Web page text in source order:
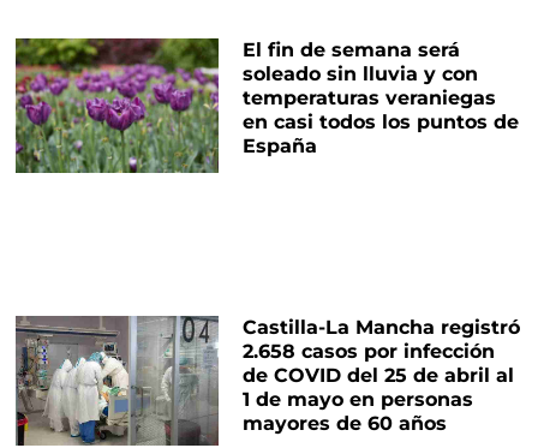
El fin de semana será
soleado sin lluvia y con
temperaturas veraniegas
en casi todos los puntos de
España
Castilla-La Mancha registró
2.658 casos por infección
de COVID del 25 de abril al
1 de mayo en personas
mayores de 60 años